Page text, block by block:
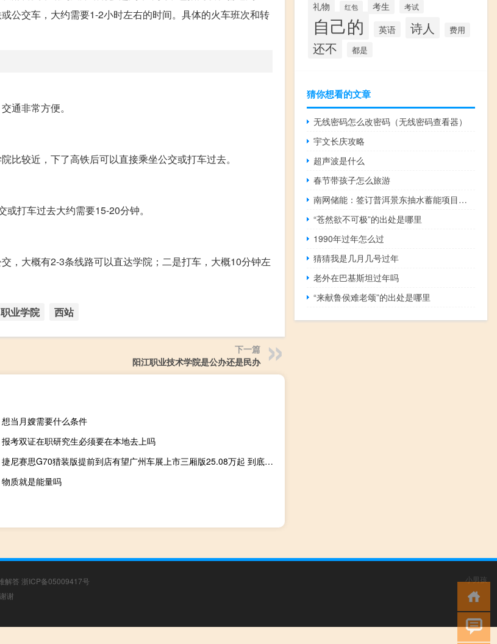
公交车，大约需要1-2小时左右的时间。具体的火车班次和转
通非常方便。
较近，下了高铁后可以直接乘坐公交或打车过去。
打车过去大约需要15-20分钟。
，大概有2-3条线路可以直达学院；二是打车，大概10分钟左
职业学院 西站
下一篇
阳江职业技术学院是公办还是民办
想当月嫂需要什么条件
报考双证在职研究生必须要在本地去上吗
捷尼赛思G70猎装版提前到店有望广州车展上市三厢版25.08万起 到底什么情况嘞
物质就是能量吗
礼物 红包 考生 考试
自己的 英语 诗人 费用
还不 都是
猜你想看的文章
无线密码怎么改密码（无线密码查看器）
宇文长庆攻略
超声波是什么
春节带孩子怎么旅游
南网储能：签订普洱景东抽水蓄能项目开发建设框架协议
“苍然欲不可极”的出处是哪里
1990年过年怎么过
猜猜我是几月几号过年
老外在巴基斯坦过年吗
“来献鲁侯难老颂”的出处是哪里
解答 浙ICP备05009417号
谢
小男孩